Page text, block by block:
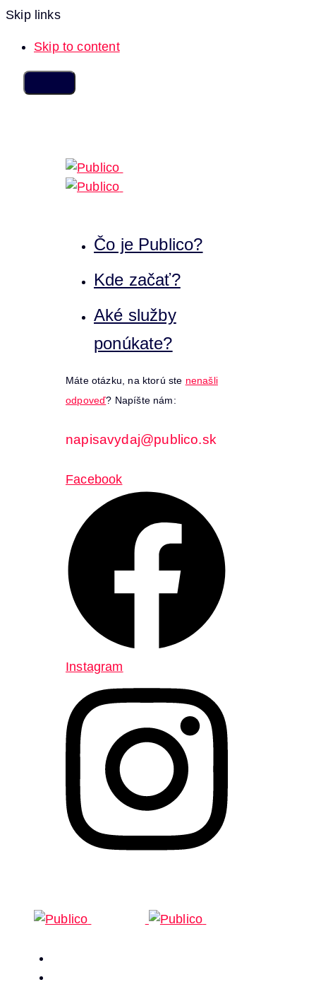
Skip links
Skip to content
Čo je Publico?
Kde začať?
Aké služby
ponúkate?
Máte otázku, na ktorú ste nenašli
odpoveď? Napíšte nám:
napisavydaj@publico.sk
Facebook
Instagram